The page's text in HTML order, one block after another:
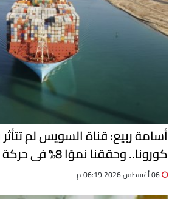
أسامة ربيع: قناة السويس لم
كورونا.. وحققنا نموًا 8% في حركة السفن